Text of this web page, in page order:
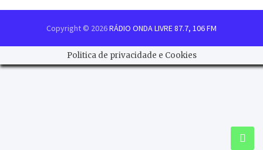
Copyright © 2026RÁDIO ONDA LIVRE 87.7, 106 FM
Politica de privacidade e Cookies